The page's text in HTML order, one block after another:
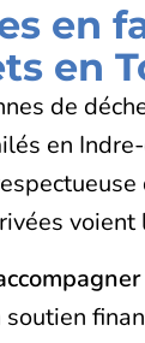
en
en
de
en
voient